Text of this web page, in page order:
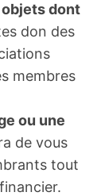
objets dont
don des
membres
ou une
de vous
tout